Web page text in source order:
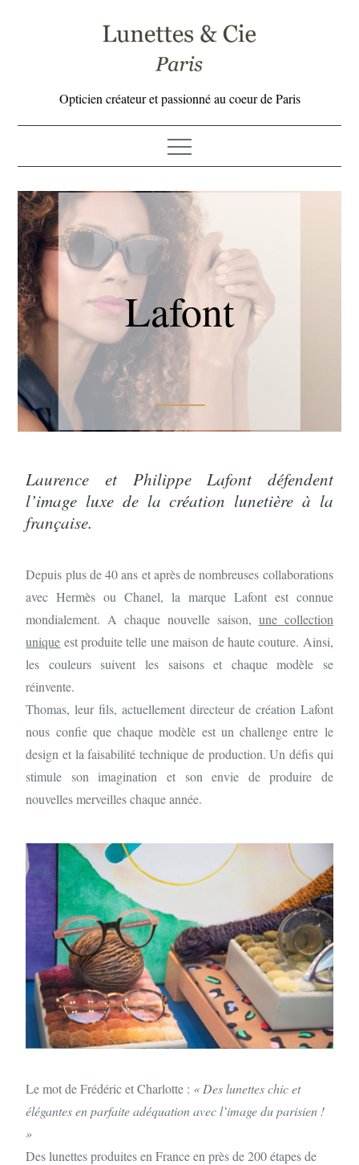
Opticien créateur et passionné au coeur de Paris
Lafont
Laurence et Philippe Lafont défendent
l’image luxe de la création lunetière à la
française.
Depuis plus de 40 ans et après de nombreuses collaborations
avec Hermès ou Chanel, la marque Lafont est connue
mondialement. A chaque nouvelle saison, une collection
unique est produite telle une maison de haute couture. Ainsi,
les couleurs suivent les saisons et chaque modèle se
réinvente.
Thomas, leur fils, actuellement directeur de création Lafont
nous confie que chaque modèle est un challenge entre le
design et la faisabilité technique de production. Un défis qui
stimule son imagination et son envie de produire de
nouvelles merveilles chaque année.
Le mot de Frédéric et Charlotte : « Des lunettes chic et
élégantes en parfaite adéquation avec l’image du parisien !
»
Des lunettes produites en France en près de 200 étapes de